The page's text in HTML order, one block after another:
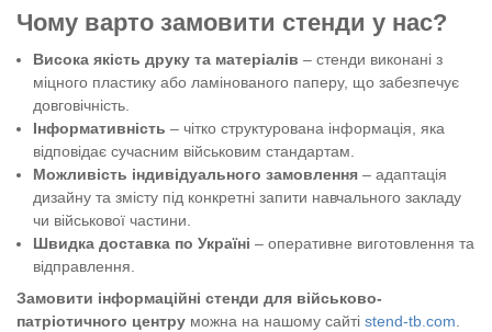
Чому варто замовити стенди у нас?
Висока якість друку та матеріалів – стенди виконані з
міцного пластику або ламінованого паперу, що забезпечує
довговічність.
Інформативність – чітко структурована інформація, яка
відповідає сучасним військовим стандартам.
Можливість індивідуального замовлення – адаптація
дизайну та змісту під конкретні запити навчального закладу
чи військової частини.
Швидка доставка по Україні – оперативне виготовлення та
відправлення.
Замовити інформаційні стенди для військово-
патріотичного центру можна на нашому сайті stend-tb.com.